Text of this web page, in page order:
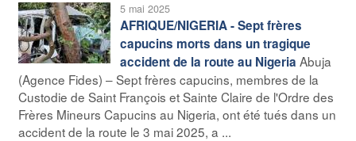
5 mai 2025
AFRIQUE/NIGERIA - Sept frères
capucins morts dans un tragique
accident de la route au Nigeria Abuja
(Agence Fides) – Sept frères capucins, membres de la
Custodie de Saint François et Sainte Claire de l'Ordre des
Frères Mineurs Capucins au Nigeria, ont été tués dans un
accident de la route le 3 mai 2025, a ...